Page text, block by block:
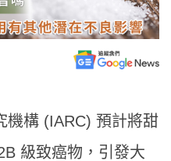
機構 (IARC) 預計將甜
級致癌物，引發大